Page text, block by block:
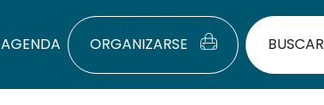
AGENDA ORGANIZARSE BUSCAR